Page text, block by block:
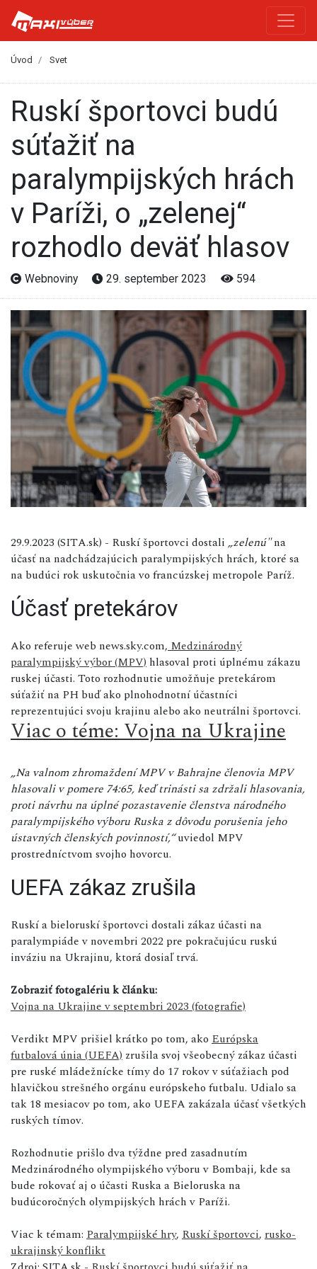
Úvod Svet
Ruskí športovci budú
súťažiť na
paralympijských hrách
v Paríži, o „zelenej“
rozhodlo deväť hlasov
Webnoviny 29. september 2023 594
29.9.2023 (SITA.sk) - Ruskí športovci dostali „zelenú"na
účasť na nadchádzajúcich paralympijských hrách, ktoré sa
na budúci rok uskutočnia vo francúzskej metropole Paríž.
Účasť pretekárov
Ako referuje web news.sky.com,Medzinárodný
paralympijský výbor (MPV) hlasoval proti úplnému zákazu
ruskej účasti. Toto rozhodnutie umožňuje pretekárom
súťažiť na PH buď ako plnohodnotní účastníci
reprezentujúci svoju krajinu alebo ako neutrálni športovci.
Viac o téme: Vojna na Ukrajine
„Na valnom zhromaždení MPV v Bahrajne členovia MPV
hlasovali v pomere 74:65, keď trinásti sa zdržali hlasovania,
proti návrhu na úplné pozastavenie členstva národného
paralympijského výboru Ruska z dôvodu porušenia jeho
ústavných členských povinností,“uviedol MPV
prostredníctvom svojho hovorcu.
UEFA zákaz zrušila
Ruskí a bieloruskí športovci dostali zákaz účasti na
paralympiáde v novembri 2022 pre pokračujúcu ruskú
inváziu na Ukrajinu, ktorá dosiaľ trvá.
Zobraziť fotogalériu k článku:
Vojna na Ukrajine v septembri 2023 (fotografie)
Verdikt MPV prišiel krátko po tom, ako Európska
futbalová únia (UEFA) zrušila svoj všeobecný zákaz účasti
pre ruské mládežnícke tímy do 17 rokov v súťažiach pod
hlavičkou strešného orgánu európskeho futbalu. Udialo sa
tak 18 mesiacov po tom, ako UEFA zakázala účasť všetkých
ruských tímov.
Rozhodnutie prišlo dva týždne pred zasadnutím
Medzinárodného olympijského výboru v Bombaji, kde sa
bude rokovať aj o účasti Ruska a Bieloruska na
budúcoročných olympijských hrách v Paríži.
Viac k témam: Paralympijské hry, Ruskí športovci, rusko-
ukrajinský konflikt